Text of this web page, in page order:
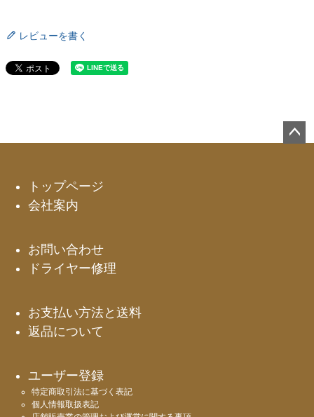
レビューを書く
トップページ
会社案内
お問い合わせ
ドライヤー修理
お支払い方法と送料
返品について
ユーザー登録
特定商取引法に基づく表記
個人情報取扱表記